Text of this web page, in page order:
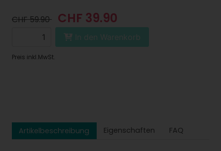
CHF 59.90 CHF 39.90
In den Warenkorb
Preis inkl.MwSt.
Artikelbeschreibung Eigenschaften FAQ